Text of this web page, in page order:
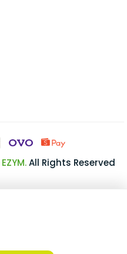
EZYM.All Rights Reserved